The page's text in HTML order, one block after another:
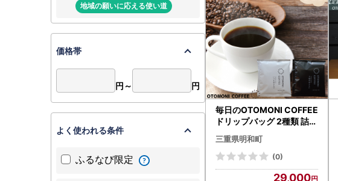
毎日のOTOMONI COFFEE
ドリップバッグ 2種類 詰め
合わせ コーヒー 珈琲 焙煎
自家焙煎 COFFEE おすす
め 簡単 飲みやすい 香り オ
フィス キャンプ おうち時
間 送料無料 OT9
三重県明和町
(0)
29,000
地域の願いに応える使い道
価格帯
円～ 円
よく使われる条件
ふるなび限定